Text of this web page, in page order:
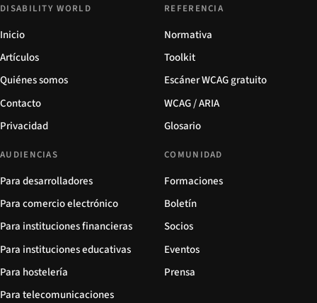
DISABILITY WORLD
Inicio
Artículos
Quiénes somos
Contacto
Privacidad
REFERENCIA
Normativa
Toolkit
Escáner WCAG gratuito
WCAG / ARIA
Glosario
AUDIENCIAS
Para desarrolladores
Para comercio electrónico
Para instituciones financieras
Para instituciones educativas
Para hostelería
Para telecomunicaciones
COMUNIDAD
Formaciones
Boletín
Socios
Eventos
Prensa